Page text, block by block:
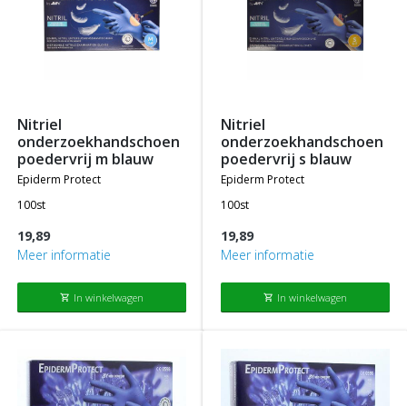
nitriel
onderzoekhandschoen
poedervrij m blauw
epiderm protect
100st
19,89
Meer informatie
shopping_cart In winkelwagen
nitriel
onderzoekhandschoen
poedervrij s blauw
epiderm protect
100st
19,89
Meer informatie
shopping_cart In winkelwagen